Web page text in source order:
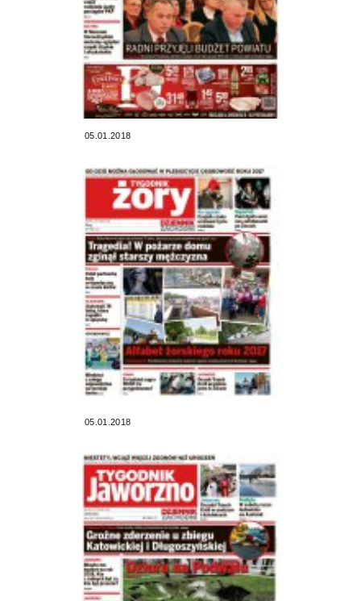
05.01.2018
05.01.2018